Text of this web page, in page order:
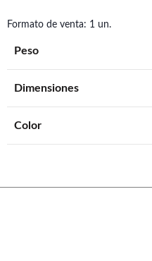
Formato de venta: 1 un.
Peso
Dimensiones
Color